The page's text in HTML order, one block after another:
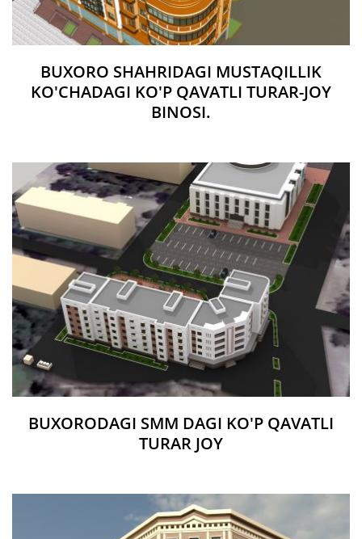
BUXORO SHAHRIDAGI MUSTAQILLIK
KO'CHADAGI KO'P QAVATLI TURAR-JOY
BINOSI.
BUXORODAGI SMM DAGI KO'P QAVATLI
TURAR JOY